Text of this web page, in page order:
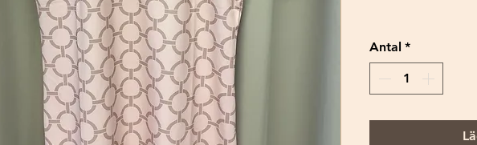
Antal *